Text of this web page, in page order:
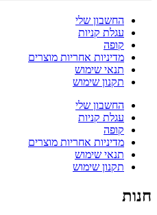
החשבון שלי
עגלת קניות
קופה
מדיניות אחריות מוצרים
תנאי שימוש
תקנון שימוש
החשבון שלי
עגלת קניות
קופה
מדיניות אחריות מוצרים
תנאי שימוש
תקנון שימוש
חנות